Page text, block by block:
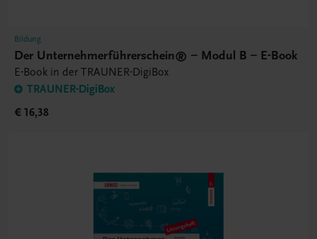
Bildung
Der Unternehmerführerschein® – Modul B – E-Book
E-Book in der TRAUNER-DigiBox
TRAUNER-DigiBox
€ 16,38